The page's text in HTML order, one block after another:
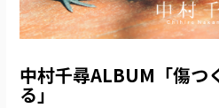
中村千尋ALBUM「傷つ
る」